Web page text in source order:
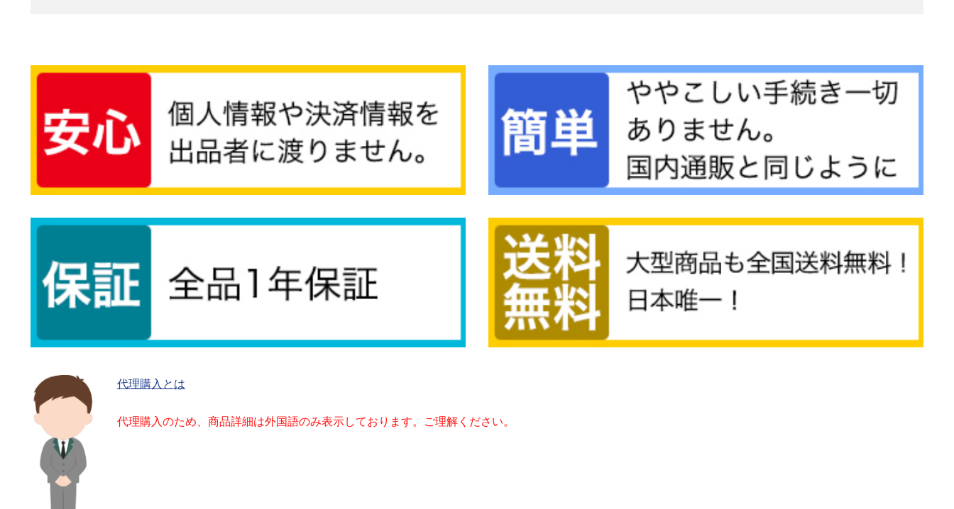
代理購入とは
代理購入のため、商品詳細は外国語のみ表示しております。ご理解ください。